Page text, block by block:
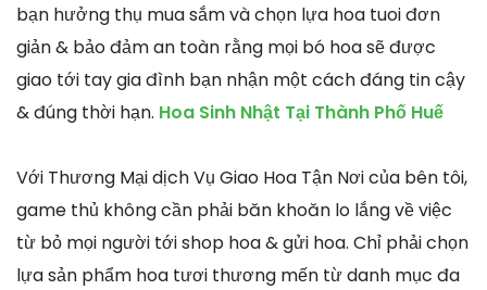
bạn hưởng thụ mua sắm và chọn lựa hoa tuoi đơn
giản & bảo đảm an toàn rằng mọi bó hoa sẽ được
giao tới tay gia đình bạn nhận một cách đáng tin cậy
& đúng thời hạn. Hoa Sinh Nhật Tại Thành Phố Huế
Với Thương Mại dịch Vụ Giao Hoa Tận Nơi của bên tôi,
game thủ không cần phải băn khoăn lo lắng về việc
từ bỏ mọi người tới shop hoa & gửi hoa. Chỉ phải chọn
lựa sản phẩm hoa tươi thương mến từ danh mục đa